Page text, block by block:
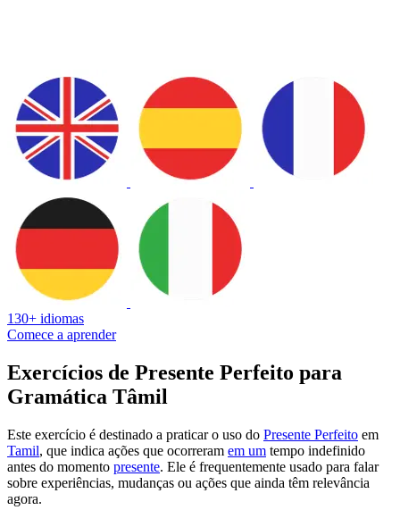
130+ idiomas
Comece a aprender
Exercícios de Presente Perfeito para
Gramática Tâmil
Este exercício é destinado a praticar o uso do Presente Perfeito em
Tamil, que indica ações que ocorreram em um tempo indefinido
antes do momento presente. Ele é frequentemente usado para falar
sobre experiências, mudanças ou ações que ainda têm relevância
agora.